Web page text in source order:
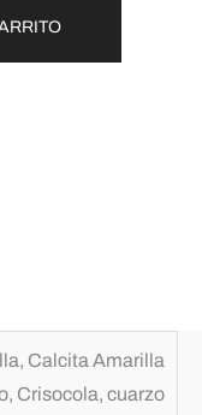
Calcita Amarilla
Crisocola, cuarzo